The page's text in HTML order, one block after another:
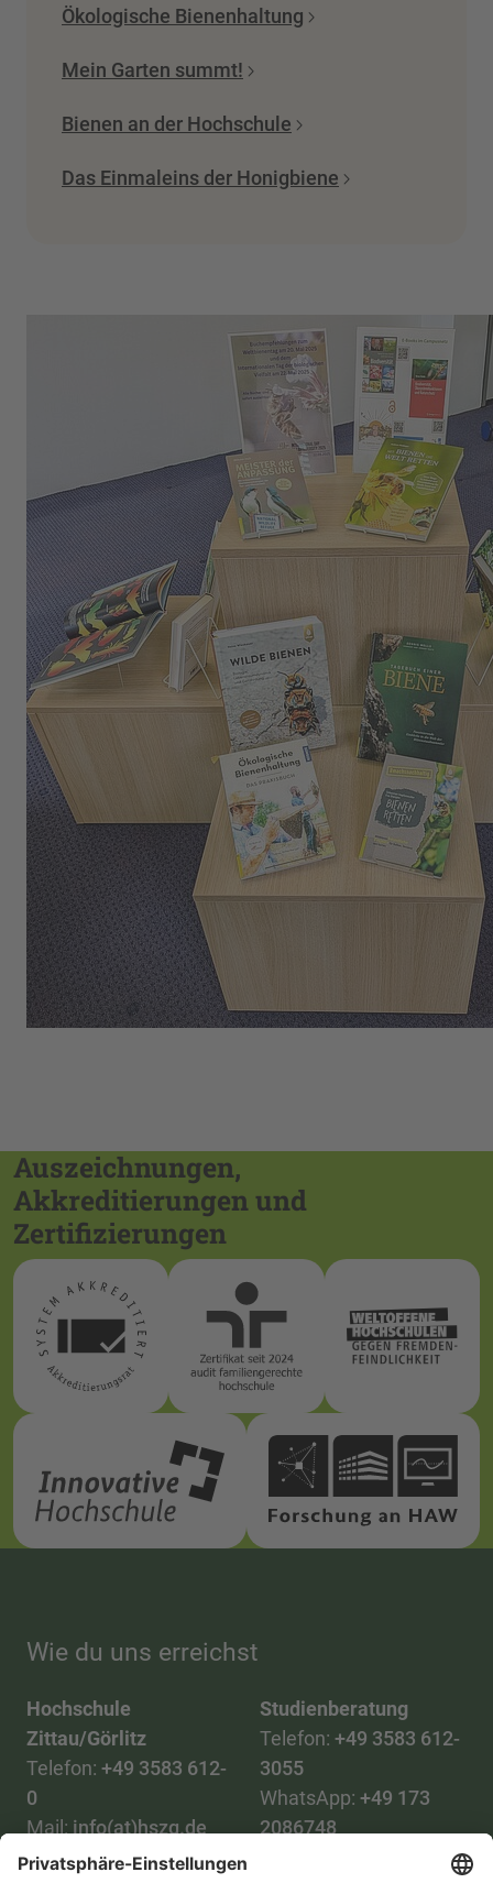
Ökologische Bienenhaltung
Mein Garten summt!
Bienen an der Hochschule
Das Einmaleins der Honigbiene
Auszeichnungen,
Akkreditierungen und
Zertifizierungen
Wie du uns erreichst
Hochschule
Zittau/Görlitz
Telefon: +49 3583 612-
0
Mail:info(at)hszg.de
Studienberatung
Telefon: +49 3583 612-
3055
WhatsApp: +49 173
2086748